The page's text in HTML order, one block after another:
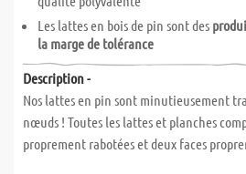
Les lattes en bois de pin sont des
la marge de tolérance
Description -
Nos lattes en pin sont minutieusement
nœuds ! Toutes les lattes et planches
proprement rabotées et deux faces